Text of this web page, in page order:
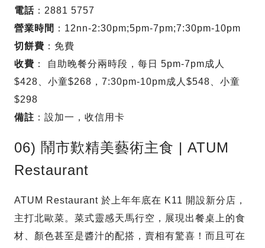
電話 ：2881 5757
營業時間 ：12nn-2:30pm;5pm-7pm;7:30pm-10pm
切餅費 ：免費
收費 ： 自助晚餐分兩時段，每日 5pm-7pm成人
$428、小童$268，7:30pm-10pm成人$548、小童
$298
備註 ：設加一，收信用卡
06) 鬧市歎精美藝術主食 | ATUM
Restaurant
ATUM Restaurant 於上年年底在 K11 開設新分店，
主打北歐菜。菜式靈感天馬行空，展現出餐桌上的食
材、顏色甚至是醬汁的配搭，賣相有驚喜！而且可在